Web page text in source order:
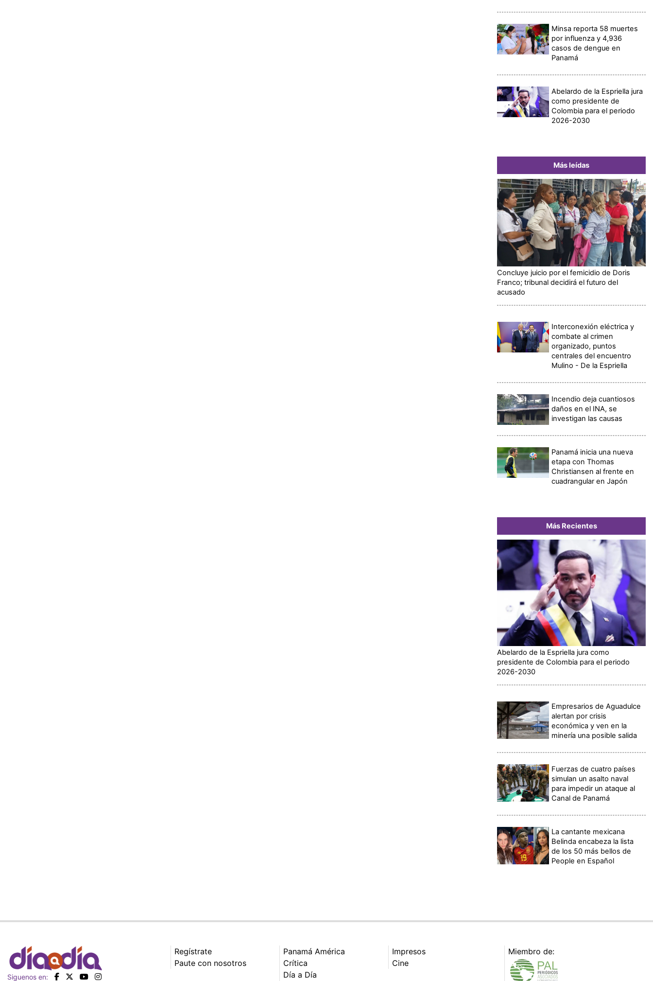
Minsa reporta 58 muertes
por influenza y 4,936
casos de dengue en
Panamá
Abelardo de la Espriella jura
como presidente de
Colombia para el periodo
2026-2030
Más leídas
Concluye juicio por el femicidio de Doris
Franco; tribunal decidirá el futuro del
acusado
Interconexión eléctrica y
combate al crimen
organizado, puntos
centrales del encuentro
Mulino - De la Espriella
Incendio deja cuantiosos
daños en el INA, se
investigan las causas
Panamá inicia una nueva
etapa con Thomas
Christiansen al frente en
cuadrangular en Japón
Más Recientes
Abelardo de la Espriella jura como
presidente de Colombia para el periodo
2026-2030
Empresarios de Aguadulce
alertan por crisis
económica y ven en la
minería una posible salida
Fuerzas de cuatro países
simulan un asalto naval
para impedir un ataque al
Canal de Panamá
La cantante mexicana
Belinda encabeza la lista
de los 50 más bellos de
People en Español
Siguenos en:
Regístrate
Paute con nosotros
Panamá América
Crítica
Día a Día
Impresos
Cine
Miembro de: